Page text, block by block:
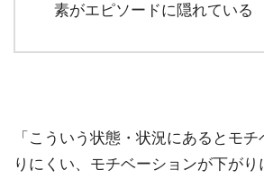
素がエピソードに隠れている
「こういう状態・状況にあるとモ
りにくい、モチベーションが下が